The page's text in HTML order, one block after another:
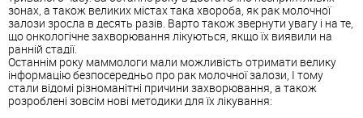
зонах, а також великих містах така хвороба, як рак молочної
залози зросла в десять разів. Варто також звернути увагу і на те,
що онкологічне захворювання лікуються, якщо їх виявили на
ранній стадії.
Останнім року маммологи мали можливість отримати велику
інформацію безпосередньо про рак молочної залози, І тому
стали відомі різноманітні причини захворювання, а також
розроблені зовсім нові методики для їх лікування: